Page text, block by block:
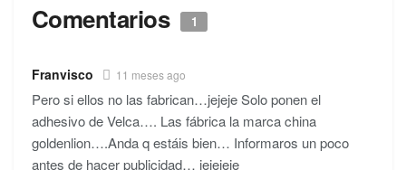
Comentarios 1
Franvisco 11 meses ago
Pero si ellos no las fabrican…jejeje Solo ponen el
adhesivo de Velca…. Las fábrica la marca china
goldenlion….Anda q estáis bien… Informaros un poco
antes de hacer publicidad… jejejeje